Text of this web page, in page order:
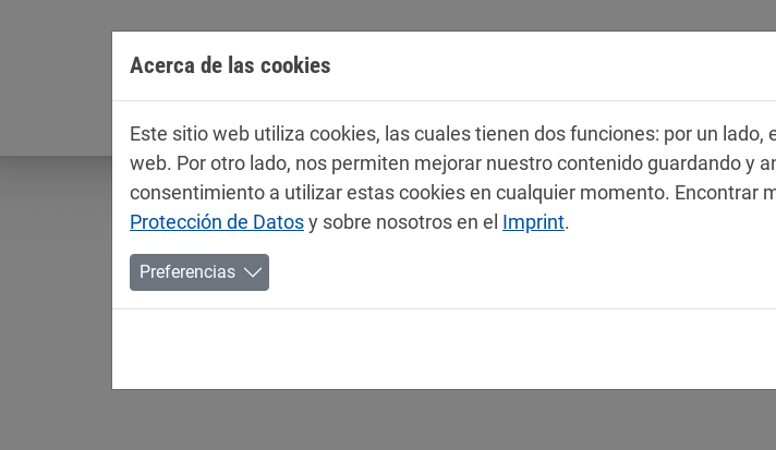
Empresa Productos Servicio
Acerca de las cookies
Este sitio web utiliza cookies, las cuales tienen dos funciones: por un
web. Por otro lado, nos permiten mejorar nuestro contenido guardando y
consentimiento a utilizar estas cookies en cualquier momento. Encontrar
Protección de Datosy sobre nosotros en el Imprint.
Preferencias